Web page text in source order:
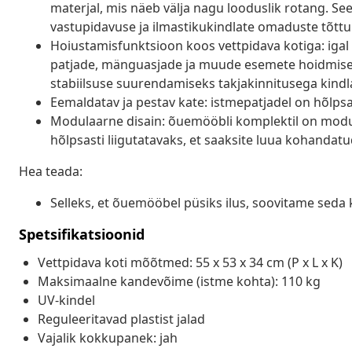
materjal, mis näeb välja nagu looduslik rotang.
vastupidavuse ja ilmastikukindlate omaduste
Hoiustamisfunktsioon koos vettpidava kotiga:
patjade, mänguasjade ja muude esemete
stabiilsuse suurendamiseks takjakinnitusega
Eemaldatav ja pestav kate: istmepatjadel on
Modulaarne disain: õuemööbli komplektil on
hõlpsasti liigutatavaks, et saaksite luua
Hea teada:
Selleks, et õuemööbel püsiks ilus, soovitame
Spetsifikatsioonid
Vettpidava koti mõõtmed: 55 x 53 x 34 cm (P x L x K)
Maksimaalne kandevõime (istme kohta): 110 kg
UV-kindel
Reguleeritavad plastist jalad
Vajalik kokkupanek: jah